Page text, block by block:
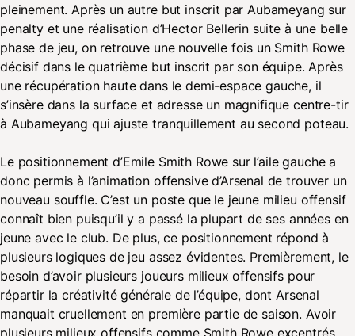
pleinement. Après un autre but inscrit par Aubameyang sur
penalty et une réalisation d’Hector Bellerin suite à une belle
phase de jeu, on retrouve une nouvelle fois un Smith Rowe
décisif dans le quatrième but inscrit par son équipe. Après
une récupération haute dans le demi-espace gauche, il
s’insère dans la surface et adresse un magnifique centre-tir
à Aubameyang qui ajuste tranquillement au second poteau.
Le positionnement d’Emile Smith Rowe sur l’aile gauche a
donc permis à l’animation offensive d’Arsenal de trouver un
nouveau souffle. C’est un poste que le jeune milieu offensif
connaît bien puisqu’il y a passé la plupart de ses années en
jeune avec le club. De plus, ce positionnement répond à
plusieurs logiques de jeu assez évidentes. Premièrement, le
besoin d’avoir plusieurs joueurs milieux offensifs pour
répartir la créativité générale de l’équipe, dont Arsenal
manquait cruellement en première partie de saison. Avoir
plusieurs milieux offensifs comme Smith Rowe excentrés